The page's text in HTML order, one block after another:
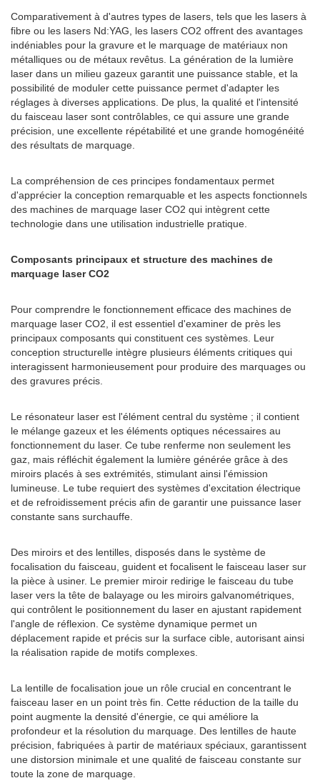
Comparativement à d'autres types de lasers, tels que les lasers à
fibre ou les lasers Nd:YAG, les lasers CO2 offrent des avantages
indéniables pour la gravure et le marquage de matériaux non
métalliques ou de métaux revêtus. La génération de la lumière
laser dans un milieu gazeux garantit une puissance stable, et la
possibilité de moduler cette puissance permet d'adapter les
réglages à diverses applications. De plus, la qualité et l'intensité
du faisceau laser sont contrôlables, ce qui assure une grande
précision, une excellente répétabilité et une grande homogénéité
des résultats de marquage.
La compréhension de ces principes fondamentaux permet
d'apprécier la conception remarquable et les aspects fonctionnels
des machines de marquage laser CO2 qui intègrent cette
technologie dans une utilisation industrielle pratique.
Composants principaux et structure des machines de
marquage laser CO2
Pour comprendre le fonctionnement efficace des machines de
marquage laser CO2, il est essentiel d'examiner de près les
principaux composants qui constituent ces systèmes. Leur
conception structurelle intègre plusieurs éléments critiques qui
interagissent harmonieusement pour produire des marquages ​​ou
des gravures précis.
Le résonateur laser est l'élément central du système ; il contient
le mélange gazeux et les éléments optiques nécessaires au
fonctionnement du laser. Ce tube renferme non seulement les
gaz, mais réfléchit également la lumière générée grâce à des
miroirs placés à ses extrémités, stimulant ainsi l'émission
lumineuse. Le tube requiert des systèmes d'excitation électrique
et de refroidissement précis afin de garantir une puissance laser
constante sans surchauffe.
Des miroirs et des lentilles, disposés dans le système de
focalisation du faisceau, guident et focalisent le faisceau laser sur
la pièce à usiner. Le premier miroir redirige le faisceau du tube
laser vers la tête de balayage ou les miroirs galvanométriques,
qui contrôlent le positionnement du laser en ajustant rapidement
l'angle de réflexion. Ce système dynamique permet un
déplacement rapide et précis sur la surface cible, autorisant ainsi
la réalisation rapide de motifs complexes.
La lentille de focalisation joue un rôle crucial en concentrant le
faisceau laser en un point très fin. Cette réduction de la taille du
point augmente la densité d'énergie, ce qui améliore la
profondeur et la résolution du marquage. Des lentilles de haute
précision, fabriquées à partir de matériaux spéciaux, garantissent
une distorsion minimale et une qualité de faisceau constante sur
toute la zone de marquage.